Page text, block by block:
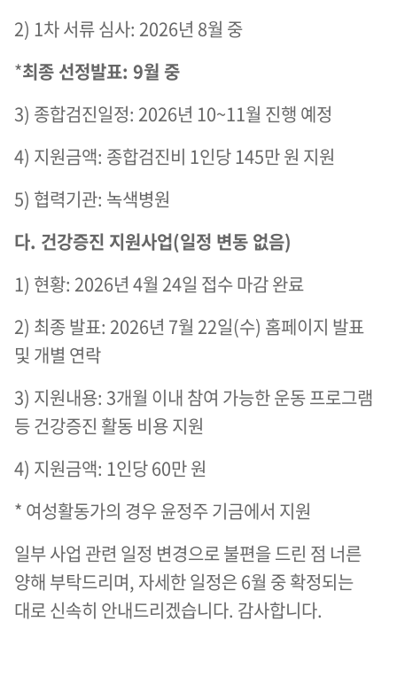
2) 1차 서류 심사: 2026년 8월 중
*최종 선정발표: 9월 중
3) 종합검진일정: 2026년 10~11월 진행 예정
4) 지원금액: 종합검진비 1인당 145만 원 지원
5) 협력기관: 녹색병원
다. 건강증진 지원사업(일정 변동 없음)
1) 현황: 2026년 4월 24일 접수 마감 완료
2) 최종 발표: 2026년 7월 22일(수) 홈페이지 발표
및 개별 연락
3) 지원내용: 3개월 이내 참여 가능한 운동 프로그램
등 건강증진 활동 비용 지원
4) 지원금액: 1인당 60만 원
* 여성활동가의 경우 윤정주 기금에서 지원
일부 사업 관련 일정 변경으로 불편을 드린 점 너른
양해 부탁드리며, 자세한 일정은 6월 중 확정되는
대로 신속히 안내드리겠습니다. 감사합니다.